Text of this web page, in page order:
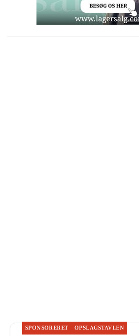
SPONSORERET OPSLAGSTAVLEN